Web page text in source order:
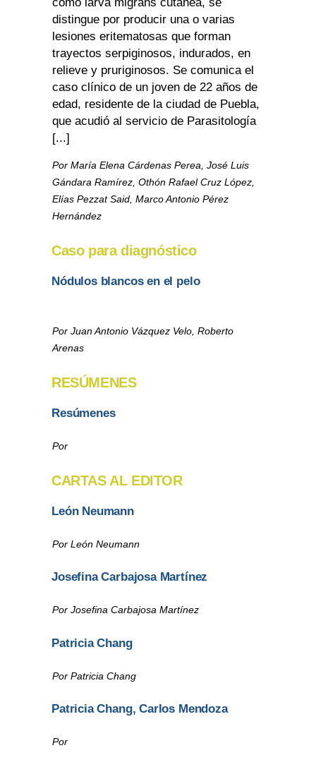
distingue por producir una o varias
lesiones eritematosas que forman
trayectos serpiginosos, indurados, en
relieve y pruriginosos. Se comunica el
caso clínico de un joven de 22 años de
edad, residente de la ciudad de Puebla,
que acudió al servicio de Parasitología
[...]
Por María Elena Cárdenas Perea, José Luis
Gándara Ramírez, Othón Rafael Cruz López,
Elías Pezzat Said, Marco Antonio Pérez
Hernández
Caso para diagnóstico
Nódulos blancos en el pelo
Por Juan Antonio Vázquez Velo, Roberto
Arenas
RESÚMENES
Resúmenes
Por
CARTAS AL EDITOR
León Neumann
Por León Neumann
Josefina Carbajosa Martínez
Por Josefina Carbajosa Martínez
Patricia Chang
Por Patricia Chang
Patricia Chang, Carlos Mendoza
Por